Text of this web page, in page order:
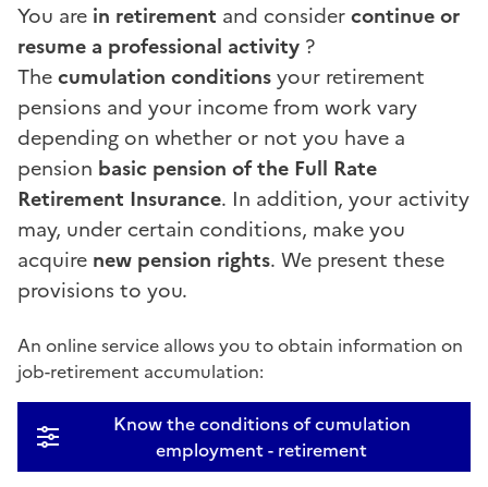
You are in retirement and considercontinue or
resume a professional activity ?
Thecumulation conditionsyour retirement
pensions and your income from work vary
depending on whether or not you have a
pension basic pension of the Full Rate
Retirement Insurance. In addition, your activity
may, under certain conditions, make you
acquire new pension rights. We present these
provisions to you.
An online service allows you to obtain information on
job-retirement accumulation:
Know the conditions of cumulation
employment - retirement